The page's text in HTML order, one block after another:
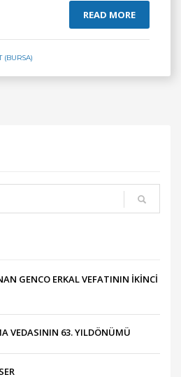
READ MORE
(BURSA)
GENCO ERKAL VEFATININ İKİNCİ
VEDASININ 63. YILDÖNÜMÜ